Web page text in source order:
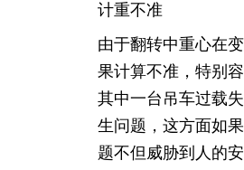
计重不准
由于翻转中重心在
果计算不准，特别
其中一台吊车过载
生问题，这方面如
题不但威胁到人的